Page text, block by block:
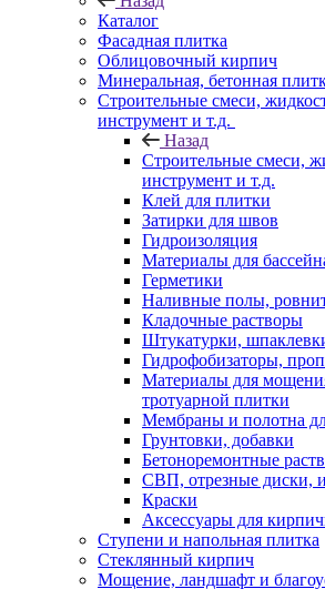
Каталог
Фасадная плитка
Облицовочный кирпич
Минеральная, бетонная
Строительные смеси,
инструмент и т.д.
Назад
Строительные смеси,
инструмент и т.д.
Клей для плитки
Затирки для швов
Гидроизоляция
Материалы для
Герметики
Наливные полы,
Кладочные растворы
Штукатурки,
Гидрофобизаторы,
Материалы для
тротуарной плитки
Мембраны и полотна
Грунтовки, добавки
Бетоноремонтные
СВП, отрезные диски,
Краски
Аксессуары для
Ступени и напольная плитка
Cтеклянный кирпич
Мощение, ландшафт и